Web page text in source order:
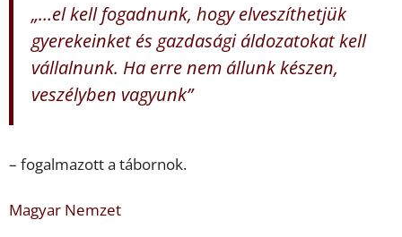
„…el kell fogadnunk, hogy elveszíthetjük
gyerekeinket és gazdasági áldozatokat kell
vállalnunk. Ha erre nem állunk készen,
veszélyben vagyunk”
– fogalmazott a tábornok.
Magyar Nemzet